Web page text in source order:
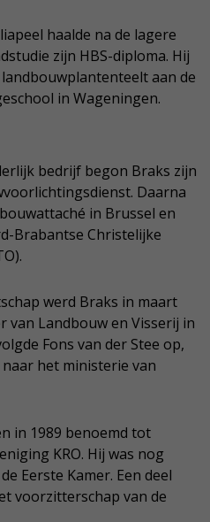
haalde na de lagere
zijn HBS-diploma. Hij
aan de
in Wageningen.
bedrijf begon Braks zijn
Daarna
in Brussel en
Brabantse Christelijke
werd Braks in maart
van Landbouw en Visserij in
Fons van der Stee op,
het ministerie van
in 1989 benoemd tot
KRO. Hij was nog
Eerste Kamer. Een deel
voorzitterschap van de